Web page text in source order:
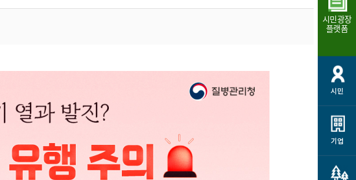
시민광장
플랫폼
시민
기업